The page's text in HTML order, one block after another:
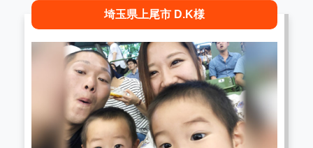
埼玉県上尾市 D.K様